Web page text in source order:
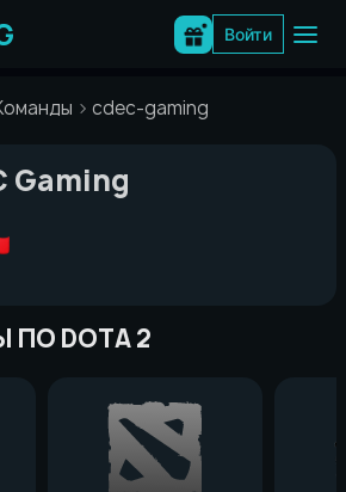
Войти
cdec-gaming
Gaming
DOTA 2